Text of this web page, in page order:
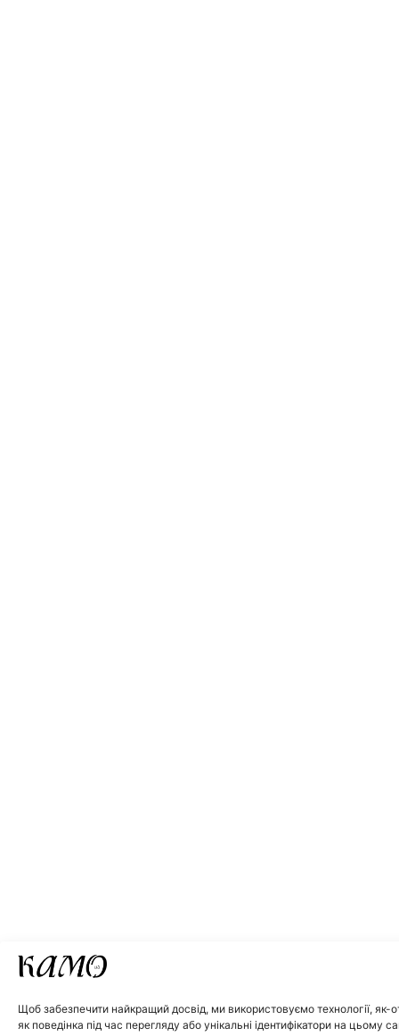
Щоб забезпечити найкращий досвід, ми використовуємо технології, як-
як поведінка під час перегляду або унікальні ідентифікатори на цьому